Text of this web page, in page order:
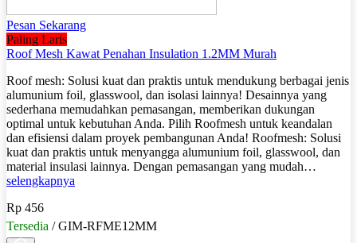
Pesan Sekarang
Paling Laris
Roof Mesh Kawat Penahan Insulation 1.2MM Murah
Roof mesh: Solusi kuat dan praktis untuk mendukung berbagai jenis
alumunium foil, glasswool, dan isolasi lainnya! Desainnya yang
sederhana memudahkan pemasangan, memberikan dukungan
optimal untuk kebutuhan Anda. Pilih Roofmesh untuk keandalan
dan efisiensi dalam proyek pembangunan Anda! Roofmesh: Solusi
kuat dan praktis untuk menyangga alumunium foil, glasswool, dan
material insulasi lainnya. Dengan pemasangan yang mudah…
selengkapnya
Rp 456
Tersedia / GIM-RFME12MM